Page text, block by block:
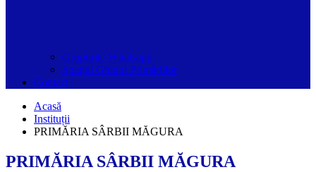
Grupurile Whatsapp
Spațiul Ghidul Primăriilor
Contact
Acasă
Instituții
PRIMĂRIA SÂRBII MĂGURA
PRIMĂRIA SÂRBII MĂGURA